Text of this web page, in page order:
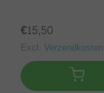
€15,50
Excl. Verzendkosten